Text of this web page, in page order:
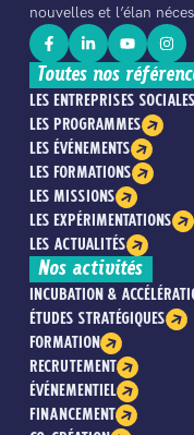
nouvelles et l’élan
Toutes nos
LES ENTREPRISES SOCIALES
LES PROGRAMMES
LES ÉVÉNEMENTS
LES FORMATIONS
LES MISSIONS
LES EXPÉRIMENTATIONS
LES ACTUALITÉS
Nos activités
INCUBATION &
ÉTUDES STRATÉGIQUES
FORMATION
RECRUTEMENT
ÉVÉNEMENTIEL
FINANCEMENT